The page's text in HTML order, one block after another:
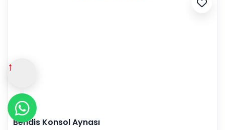
Bendis Konsol Aynası
↑